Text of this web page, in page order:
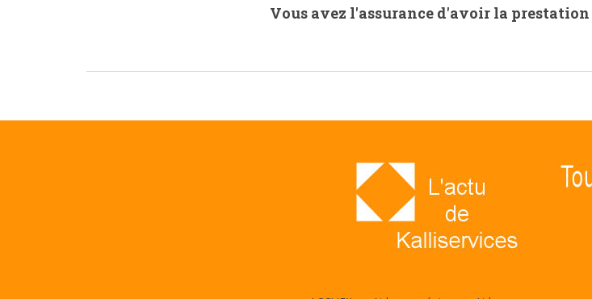
Vous avez l'assurance d'avoir la